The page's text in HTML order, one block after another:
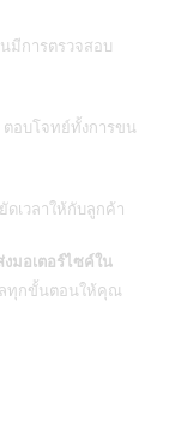
มีการตรวจสอบ
อบโจทย์ทั้งการขน
ดเวลาให้กับลูกค้า
มอเตอร์ไซค์ใน
ทุกขั้นตอนให้คุณ